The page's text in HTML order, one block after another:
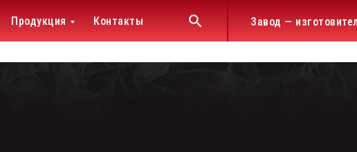
Завод —
Продукция Контакты